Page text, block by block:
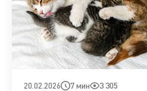
20.02.2026 7 мин 3 305